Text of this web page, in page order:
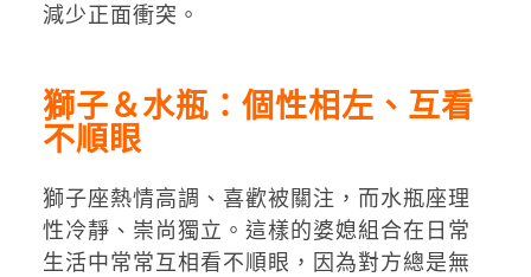
減少正面衝突。
獅子＆水瓶：個性相左、互看
不順眼
獅子座熱情高調、喜歡被關注，而水瓶座理
性冷靜、崇尚獨立。這樣的婆媳組合在日常
生活中常常互相看不順眼，因為對方總是無